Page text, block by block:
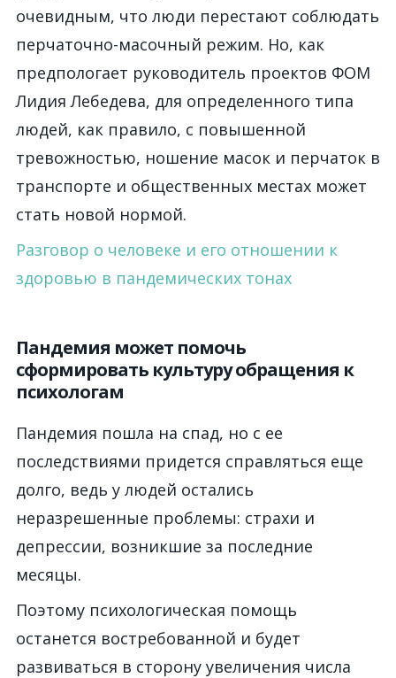
очевидным, что люди перестают соблюдать
перчаточно-масочный режим. Но, как
предпологает руководитель проектов ФОМ
Лидия Лебедева, для определенного типа
людей, как правило, с повышенной
тревожностью, ношение масок и перчаток в
транспорте и общественных местах может
стать новой нормой.
Разговор о человеке и его отношении к
здоровью в пандемических тонах
Пандемия может помочь
сформировать культуру обращения к
психологам
Пандемия пошла на спад, но с ее
последствиями придется справляться еще
долго, ведь у людей остались
неразрешенные проблемы: страхи и
депрессии, возникшие за последние
месяцы.
Поэтому психологическая помощь
останется востребованной и будет
развиваться в сторону увеличения числа